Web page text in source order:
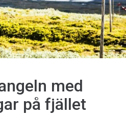
med
på fjället